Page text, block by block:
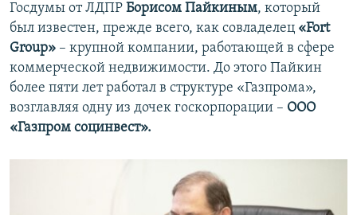
Госдумы от ЛДПР Борисом Пайкиным, который
был известен, прежде всего, как совладелец «Fort
Group» – крупной компании, работающей в сфере
коммерческой недвижимости. До этого Пайкин
более пяти лет работал в структуре «Газпрома»,
возглавляя одну из дочек госкорпорации – ООО
«Газпром социнвест».